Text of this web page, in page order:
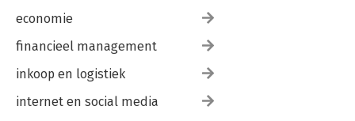
economie
financieel management
inkoop en logistiek
internet en social media